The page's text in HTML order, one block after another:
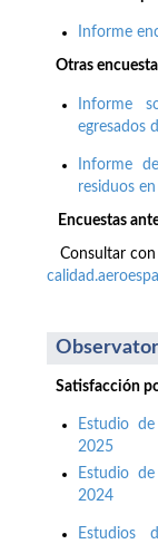
Informe
Otras
Informe
egresados
Informe
residuos
Encuestas
Consultar con
Satisfacción
Estudio
2025
Estudio
2024
Estudios